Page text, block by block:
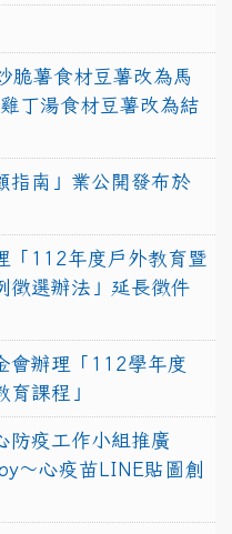
脆薯食材豆薯改為馬
丁湯食材豆薯改為結
指南」業公開發布於
「112年度戶外教育暨
徵選辦法」延長徵件
會辦理「112學年度
育課程」
防疫工作小組推廣
〜心疫苗LINE貼圖創